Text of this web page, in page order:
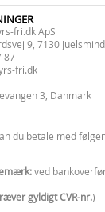
fri.dk ApS
9, 7130
87
fri.dk
3, Danmark
du betale med
ved
gyldigt CVR-nr.)